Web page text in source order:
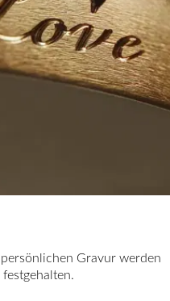
Gravur werden